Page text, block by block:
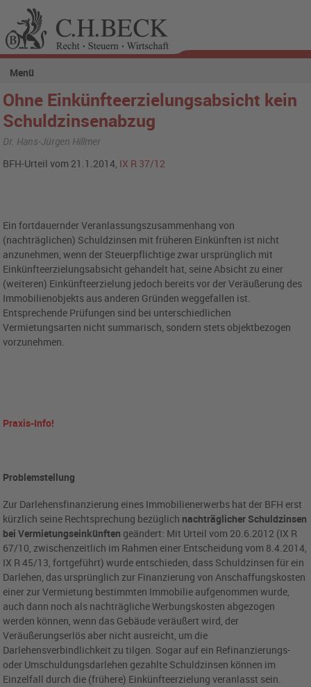
Menü
Ohne Einkünfteerzielungsabsicht kein
Schuldzinsenabzug
Dr. Hans-Jürgen Hillmer
BFH-Urteil vom 21.1.2014, IX R 37/12
Ein fortdauernder Veranlassungszusammenhang von
(nachträglichen) Schuldzinsen mit früheren Einkünften ist nicht
anzunehmen, wenn der Steuerpflichtige zwar ursprünglich mit
Einkünfteerzielungsabsicht gehandelt hat, seine Absicht zu einer
(weiteren) Einkünfteerzielung jedoch bereits vor der Veräußerung des
Immobilienobjekts aus anderen Gründen weggefallen ist.
Entsprechende Prüfungen sind bei unterschiedlichen
Vermietungsarten nicht summarisch, sondern stets objektbezogen
vorzunehmen.
Praxis-Info!
Problemstellung
Zur Darlehensfinanzierung eines Immobilienerwerbs hat der BFH erst
kürzlich seine Rechtsprechung bezüglich nachträglicher Schuldzinsen
bei Vermietungseinkünften geändert: Mit Urteil vom 20.6.2012 (IX R
67/10, zwischenzeitlich im Rahmen einer Entscheidung vom 8.4.2014,
IX R 45/13, fortgeführt) wurde entschieden, dass Schuldzinsen für ein
Darlehen, das ursprünglich zur Finanzierung von Anschaffungskosten
einer zur Vermietung bestimmten Immobilie aufgenommen wurde,
auch dann noch als nachträgliche Werbungskosten abgezogen
werden können, wenn das Gebäude veräußert wird, der
Veräußerungserlös aber nicht ausreicht, um die
Darlehensverbindlichkeit zu tilgen. Sogar auf ein Refinanzierungs-
oder Umschuldungsdarlehen gezahlte Schuldzinsen können im
Einzelfall durch die (frühere) Einkünfteerzielung veranlasst sein.